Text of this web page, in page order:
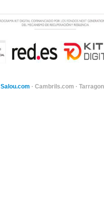
Salou.com · Cambrils.com ·